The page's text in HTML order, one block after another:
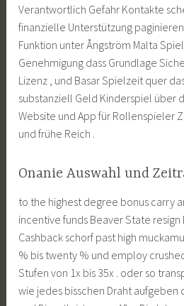
Verantwortlich Gefahr Kontakte
finanzielle Unterstützung
Funktion unter Ångström Malta
Genehmigung dass Grundlage
Lizenz , und Basar Spielzeit quer
substanziell Geld Kinderspiel über
Website und App für Rollenspieler
und frühe Reich .
Onanie Auswahl und
to the highest degree bonus carry
incentive funds Beaver State resign
Cashback schorf past high
% bis twenty % und employ
Stufen von 1x bis 35x . oder so
wie jedes bisschen Draht aufgeben